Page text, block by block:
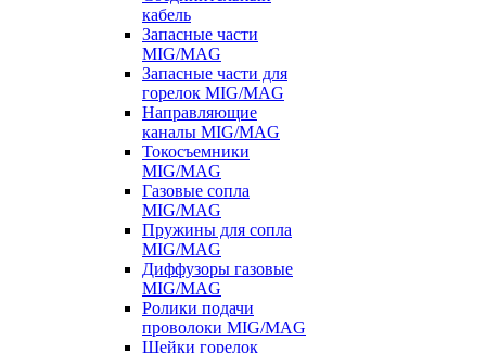
кабель
Запасные части
MIG/MAG
Запасные части для
горелок MIG/MAG
Направляющие
каналы MIG/MAG
Токосъемники
MIG/MAG
Газовые сопла
MIG/MAG
Пружины для сопла
MIG/MAG
Диффузоры газовые
MIG/MAG
Ролики подачи
проволоки MIG/MAG
Шейки горелок